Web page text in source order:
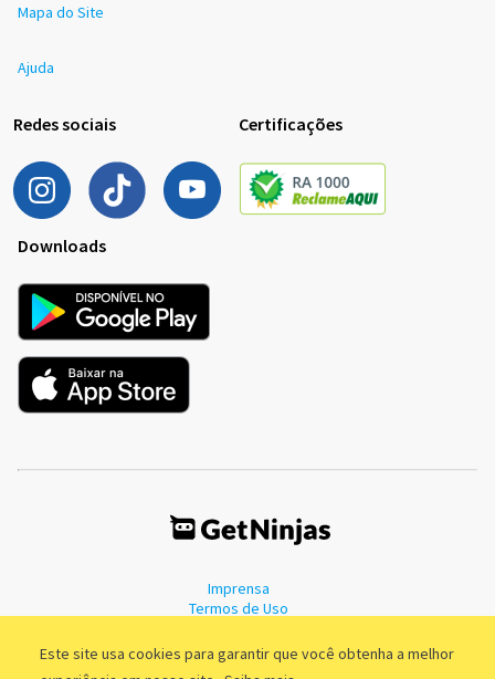
Este site usa cookies para garantir que você obtenha a melhor
Mapa do Site
Ajuda
Redes sociais Certificações
Downloads
Imprensa
Termos de Uso